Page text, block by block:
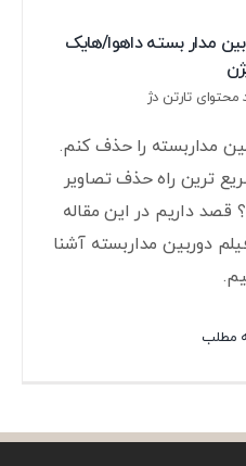
مدار بسته داهوا/هایک
تارتن دژ
مداربسته را حذف کنم.
ترین راه حذف تصاویر
داریم در این مقاله
دوربین مداربسته آشنا
مطلب